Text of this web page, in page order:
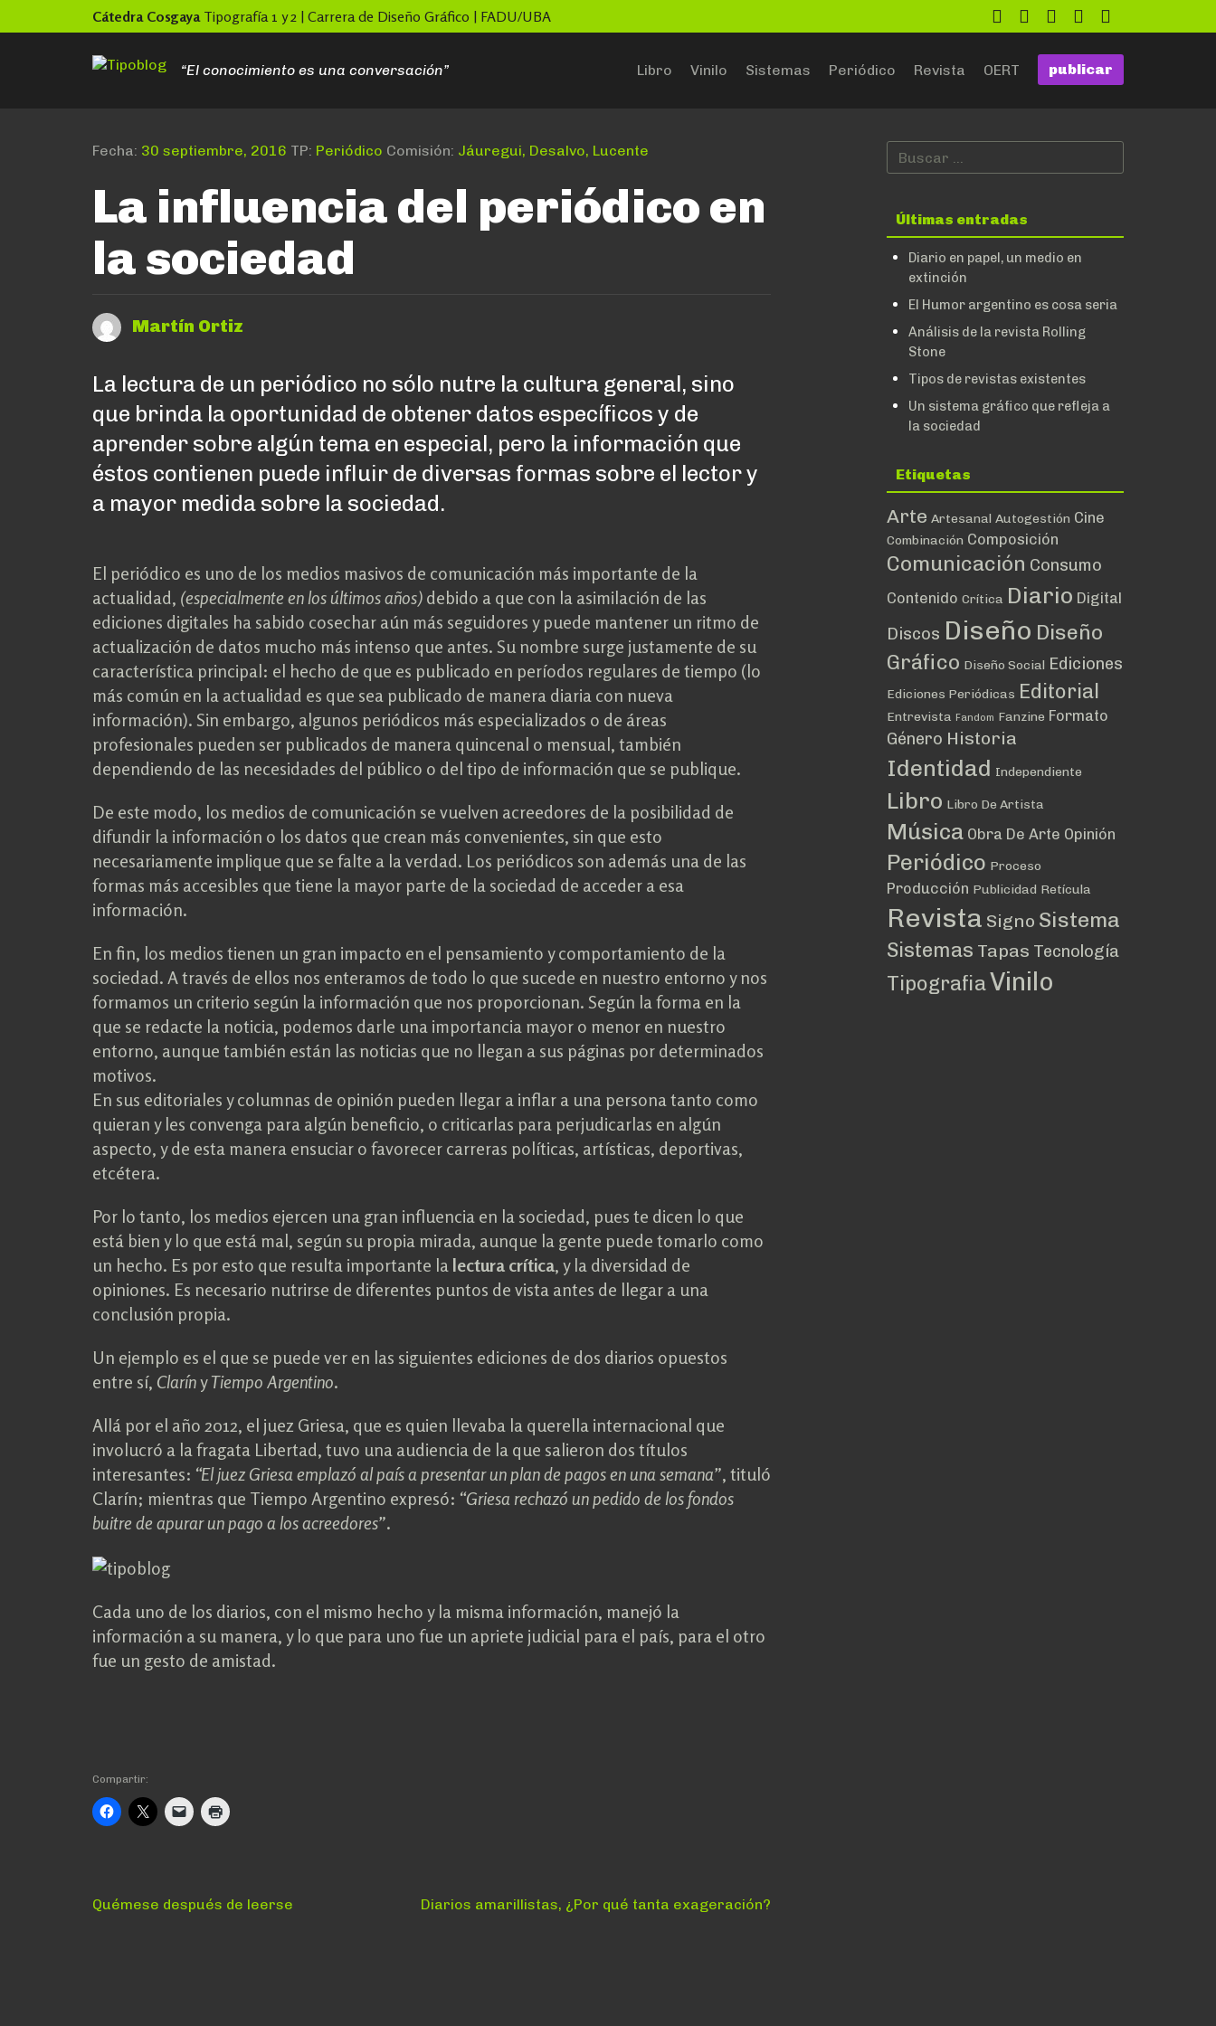
Skip
to
Cátedra CosgayaTipografía 1 y 2 | Carrera de Diseño Gráfico | FADU/UBA
twitterfacebook
flickr google
“El conocimiento es una conversación” publicar
Libro Vinilo Sistemas Periódico Revista OERT
Fecha: 30 septiembre, 2016 TP: Periódico Comisión: Jáuregui, Desalvo, Lucente
La influencia del periódico en
la sociedad
Martín Ortiz
La lectura de un periódico no sólo nutre la cultura general, sino
que brinda la oportunidad de obtener datos específicos y de
aprender sobre algún tema en especial, pero la información que
éstos contienen puede influir de diversas formas sobre el lector y
a mayor medida sobre la sociedad.
El periódico es uno de los medios masivos de comunicación más importante de la
actualidad, (especialmente en los últimos años) debido a que con la asimilación de las
ediciones digitales ha sabido cosechar aún más seguidores y puede mantener un ritmo de
actualización de datos mucho más intenso que antes. Su nombre surge justamente de su
característica principal: el hecho de que es publicado en períodos regulares de tiempo (lo
más común en la actualidad es que sea publicado de manera diaria con nueva
información). Sin embargo, algunos periódicos más especializados o de áreas
profesionales pueden ser publicados de manera quincenal o mensual, también
dependiendo de las necesidades del público o del tipo de información que se publique.
De este modo, los medios de comunicación se vuelven acreedores de la posibilidad de
difundir la información o los datos que crean más convenientes, sin que esto
necesariamente implique que se falte a la verdad. Los periódicos son además una de las
formas más accesibles que tiene la mayor parte de la sociedad de acceder a esa
información.
En fin, los medios tienen un gran impacto en el pensamiento y comportamiento de la
sociedad. A través de ellos nos enteramos de todo lo que sucede en nuestro entorno y nos
formamos un criterio según la información que nos proporcionan. Según la forma en la
que se redacte la noticia, podemos darle una importancia mayor o menor en nuestro
entorno, aunque también están las noticias que no llegan a sus páginas por determinados
motivos.
En sus editoriales y columnas de opinión pueden llegar a inflar a una persona tanto como
quieran y les convenga para algún beneficio, o criticarlas para perjudicarlas en algún
aspecto, y de esta manera ensuciar o favorecer carreras políticas, artísticas, deportivas,
etcétera.
Por lo tanto, los medios ejercen una gran influencia en la sociedad, pues te dicen lo que
está bien y lo que está mal, según su propia mirada, aunque la gente puede tomarlo como
un hecho. Es por esto que resulta importante la lectura crítica, y la diversidad de
opiniones. Es necesario nutrirse de diferentes puntos de vista antes de llegar a una
conclusión propia.
Un ejemplo es el que se puede ver en las siguientes ediciones de dos diarios opuestos
entre sí, ClarínyTiempo Argentino.
Allá por el año 2012, el juez Griesa, que es quien llevaba la querella internacional que
involucró a la fragata Libertad, tuvo una audiencia de la que salieron dos títulos
interesantes: “El juez Griesa emplazó al país a presentar un plan de pagos en una semana”, tituló
Clarín; mientras que Tiempo Argentino expresó: “Griesa rechazó un pedido de los fondos
buitre de apurar un pago a los acreedores”.
Cada uno de los diarios, con el mismo hecho y la misma información, manejó la
información a su manera, y lo que para uno fue un apriete judicial para el país, para el otro
fue un gesto de amistad.
Compartir:
Navegación
Anterior:
Quémese después de leerse Siguiente:
Diarios amarillistas, ¿Por qué tanta exageración?
Últimas entradas
Diario en papel, un medio en
extinción
El Humor argentino es cosa seria
Análisis de la revista Rolling
Stone
Tipos de revistas existentes
Un sistema gráfico que refleja a
la sociedad
Etiquetas
Arte Artesanal Autogestión Cine
Combinación Composición
Comunicación Consumo
Contenido Crítica Diario Digital
Discos Diseño Diseño
Gráfico Diseño Social Ediciones
Ediciones Periódicas Editorial
Entrevista Fandom Fanzine Formato
Género Historia
Identidad Independiente
Libro Libro De Artista
Música Obra De Arte Opinión
Periódico Proceso
Producción Publicidad Retícula
Revista Signo Sistema
Sistemas Tapas Tecnología
TipografiaVinilo